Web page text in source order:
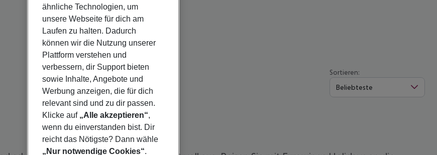
Sortieren:
Beliebteste
ähnliche Technologien, um
unsere Webseite für dich am
Laufen zu halten. Dadurch
können wir die Nutzung unserer
Plattform verstehen und
verbessern, dir Support bieten
sowie Inhalte, Angebote und
Werbung anzeigen, die für dich
relevant sind und zu dir passen.
Klicke auf „Alle akzeptieren“,
wenn du einverstanden bist. Dir
reicht das Nötigste? Dann wähle
„Nur notwendige Cookies“.